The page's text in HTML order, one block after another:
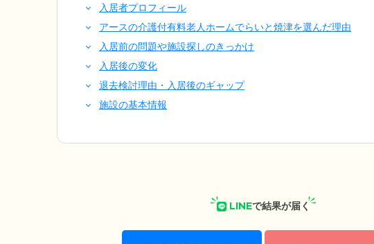
入居者プロフィール
アースの介護付有料老人ホームでらいと焼津を選んだ理由
入居前の問題や施設探しのきっかけ
入居後の変化
退去検討理由・入居後のギャップ
施設の基本情報
LINEで結果が届く